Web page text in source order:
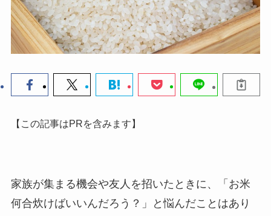
【この記事はPRを含みます】
家族が集まる機会や友人を招いたときに、「お米
何合炊けばいいんだろう？」と悩んだことはあり